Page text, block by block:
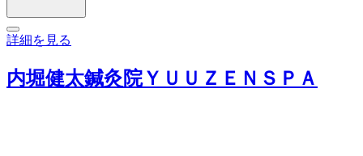
詳細を見る
内堀健太鍼灸院ＹＵＵＺＥＮＳＰＡ